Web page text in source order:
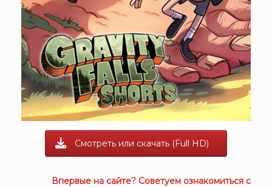
Смотреть или скачать (Full HD)
Впервые на сайте? Советуем ознакомиться с